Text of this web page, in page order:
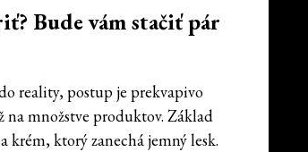
Bude vám stačiť pár
reality, postup je prekvapivo
na množstve produktov. Základ
krém, ktorý zanechá jemný lesk.